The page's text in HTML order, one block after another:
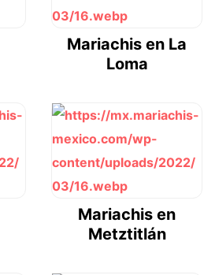
Mariachis en La
Loma
Mariachis en
Metztitlán